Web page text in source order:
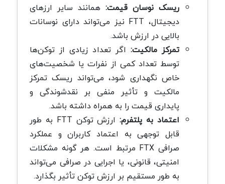
ریسک نوسان قیمت: همانند سایر ارزهای
دیجیتال، FTT نیز می‌تواند دارای نوسانات
بالایی در ارزش باشد.
تمرکز مالکیت: اگر تعداد زیادی از توکن‌ها
توسط تعداد کمی از نفرات یا شخصیت‌های
خاص نگهداری شود، می‌تواند ریسک تمرکز
مالکیت و تأثیر منفی بر نقدشوندگی و
پایداری قیمت را به همراه داشته باشد.
اعتماد به پلتفرم:
ارزش توکن FTT به طور
قابل توجهی به اعتماد کاربران و عملکرد
صرافی FTX مرتبط است. هر گونه مشکلات
امنیتی، قانونی، یا اجرایی در صرافی می‌تواند
به طور مستقیم بر ارزش توکن تأثیر بگذارد.